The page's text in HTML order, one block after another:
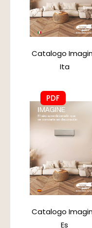
Catalogo
Ita
PDF
Catalogo
Es